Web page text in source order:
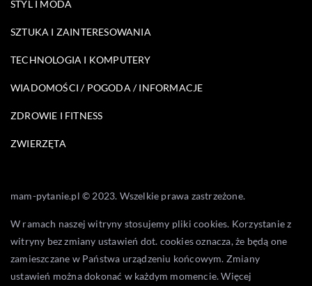
STYL I MODA
SZTUKA I ZAINTERESOWANIA
TECHNOLOGIA I KOMPUTERY
WIADOMOŚCI / POGODA / INFORMACJE
ZDROWIE I FITNESS
ZWIERZĘTA
mam-pytanie.pl © 2023. Wszelkie prawa zastrzeżone.
W ramach naszej witryny stosujemy pliki cookies. Korzystanie z
witryny bez zmiany ustawień dot. cookies oznacza, że będą one
zamieszczane w Państwa urządzeniu końcowym. Zmiany
ustawień można dokonać w każdym momencie. Więcej